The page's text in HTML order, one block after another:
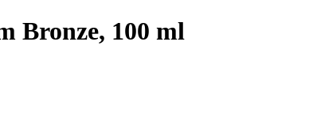
Bronze, 100 ml